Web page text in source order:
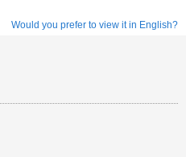
Would you prefer to view it in English?